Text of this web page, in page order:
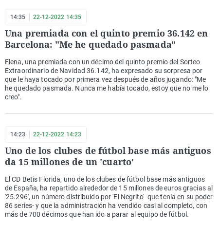
14:35 22-12-2022 14:35
Una premiada con el quinto premio 36.142 en
Barcelona: "Me he quedado pasmada"
Elena, una premiada con un décimo del quinto premio del Sorteo
Extraordinario de Navidad 36.142, ha expresado su sorpresa por
que le haya tocado por primera vez después de años jugando: "Me
he quedado pasmada. Nunca me había tocado, estoy que no me lo
creo".
14:23 22-12-2022 14:23
Uno de los clubes de fútbol base más antiguos
da 15 millones de un 'cuarto'
El CD Betis Florida, uno de los clubes de fútbol base más antiguos
de España, ha repartido alrededor de 15 millones de euros gracias al
'25.296', un número distribuido por 'El Negrito' -que tenía en su poder
86 series- y que la administración ha vendido casi al completo, con
más de 700 décimos que han ido a parar al equipo de fútbol.